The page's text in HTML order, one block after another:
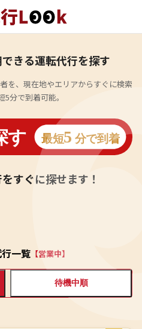
きる運転代行を探す
を、現在地やエリアからすぐに検索
5分で到着可能。
すぐに探せます！
一覧 【営業中】
待機中順